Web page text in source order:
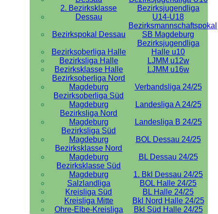
2. Bezirksklasse
Dessau
Bezirksjugendliga
U14-U18
Bezirkspokal Dessau
Bezirksmannschaftspokal
SB Magdeburg
Bezirksoberliga Halle
Bezirksjugendliga
Halle u10
Bezirksliga Halle
LJMM u12w
Bezirksklasse Halle
LJMM u16w
Bezirksoberliga Nord
Magdeburg
Verbandsliga 24/25
Bezirksoberliga Süd
Magdeburg
Landesliga A 24/25
Bezirksliga Nord
Magdeburg
Landesliga B 24/25
Bezirksliga Süd
Magdeburg
BOL Dessau 24/25
Bezirksklasse Nord
Magdeburg
BL Dessau 24/25
Bezirksklasse Süd
Magdeburg
1. Bkl Dessau 24/25
Salzlandliga
BOL Halle 24/25
Kreisliga Süd
BL Halle 24/25
Kreisliga Mitte
Bkl Nord Halle 24/25
Ohre-Elbe-Kreisliga
Bkl Süd Halle 24/25